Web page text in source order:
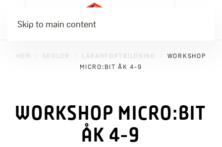
Skip to main content
HEM SKOLOR LÄRARFORTBILDNING
WORKSHOP
MICRO:BIT ÅK 4-9
WORKSHOP MICRO:BIT
ÅK 4-9